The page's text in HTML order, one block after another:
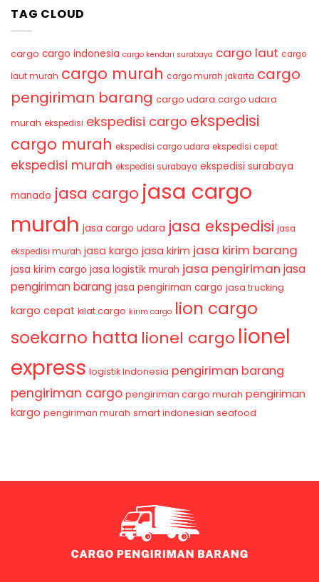
TAG CLOUD
cargo cargo indonesia cargo kendari surabaya cargo laut cargo
laut murah cargo murah cargo murah jakarta cargo
pengiriman barang cargo udara cargo udara
murah ekspedisi ekspedisi cargo ekspedisi
cargo murah ekspedisi cargo udara ekspedisi cepat
ekspedisi murah ekspedisi surabaya ekspedisi surabaya
manado jasa cargo jasa cargo
murah jasa cargo udara jasa ekspedisi jasa
ekspedisi murah jasa kargo jasa kirim jasa kirim barang
jasa kirim cargo jasa logistik murah jasa pengiriman jasa
pengiriman barang jasa pengiriman cargo jasa trucking
kargo cepat kilat cargo kirim cargo lion cargo
soekarno hatta lionel cargo lionel
express logistik Indonesia pengiriman barang
pengiriman cargo pengiriman cargo murah pengiriman
kargo pengiriman murah smart indonesian seafood